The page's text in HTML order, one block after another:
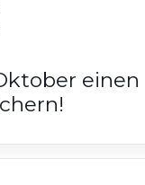
einen